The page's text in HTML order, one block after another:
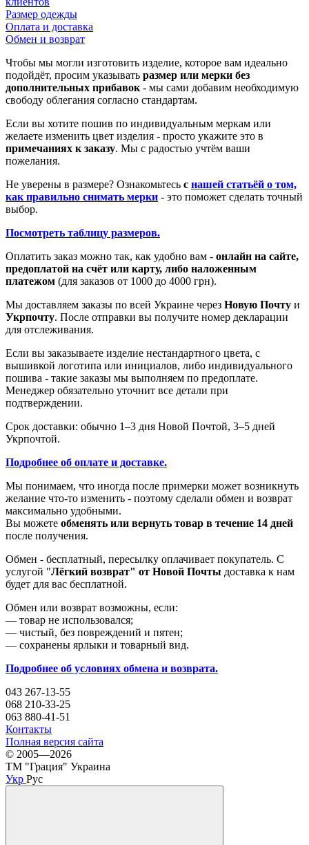
Размер одежды
Оплата и доставка
Обмен и возврат
Чтобы мы могли изготовить изделие, которое вам идеально
подойдёт, просим указывать размер или мерки без
дополнительных прибавок - мы сами добавим необходимую
свободу облегания согласно стандартам.
Если вы хотите пошив по индивидуальным меркам или
желаете изменить цвет изделия - просто укажите это в
примечаниях к заказу. Мы с радостью учтём ваши
пожелания.
Не уверены в размере? Ознакомьтесь с нашей статьёй о том,
как правильно снимать мерки - это поможет сделать точный
выбор.
Посмотреть таблицу размеров.
Оплатить заказ можно так, как удобно вам - онлайн на сайте,
предоплатой на счёт или карту, либо наложенным
платежом (для заказов от 1000 до 4000 грн).
Мы доставляем заказы по всей Украине через Новую Почту и
Укрпочту. После отправки вы получите номер декларации
для отслеживания.
Если вы заказываете изделие нестандартного цвета, с
вышивкой логотипа или инициалов, либо индивидуального
пошива - такие заказы мы выполняем по предоплате.
Менеджер обязательно уточнит все детали при
подтверждении.
Срок доставки: обычно 1–3 дня Новой Почтой, 3–5 дней
Укрпочтой.
Подробнее об оплате и доставке.
Мы понимаем, что иногда после примерки может возникнуть
желание что-то изменить - поэтому сделали обмен и возврат
максимально удобными.
Вы можете обменять или вернуть товар в течение 14 дней
после получения.
Обмен - бесплатный, пересылку оплачивает покупатель. С
услугой "Лёгкий возврат" от Новой Почты доставка к нам
будет для вас бесплатной.
Обмен или возврат возможны, если:
— товар не использовался;
— чистый, без повреждений и пятен;
— сохранены ярлыки и товарный вид.
Подробнее об условиях обмена и возврата.
043 267-13-55
068 210-33-25
063 880-41-51
Контакты
Полная версия сайта
© 2005—2026
ТМ "Грация" Украина
Укр Рус